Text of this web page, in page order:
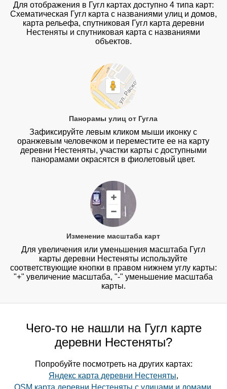
Для отображения в Гугл картах доступно 4 типа карт:
Схематическая Гугл карта с названиями улиц и домов,
карта рельефа, спутниковая Гугл карта деревни
Нестеняты и спутниковая карта с названиями
объектов.
Панорамы улиц от Гугла
Зафиксируйте левым кликом мыши иконку с
оранжевым человечком и переместите ее на карту
деревни Нестеняты, участки карты с доступными
панорамами окрасятся в фиолетовый цвет.
Изменение масштаба карт
Для увеличения или уменьшения масштаба Гугл
карты деревни Нестеняты используйте
соответствующие кнопки в правом нижнем углу карты:
"+" увеличение масштаба, "-" уменьшение масштаба
карты.
Чего-то не нашли на Гугл карте
деревни Нестеняты?
Попробуйте посмотреть на других картах:
Яндекс карта деревни Нестеняты,